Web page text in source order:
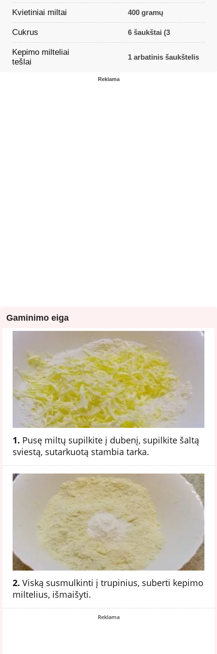
Kvietiniai miltai 400 gramų
Cukrus 6 šaukštai (3
Kepimo milteliai
tešlai
1 arbatinis šaukštelis
Reklama
Gaminimo eiga
1. Pusę miltų supilkite į dubenį, supilkite šaltą
sviestą, sutarkuotą stambia tarka.
2. Viską susmulkinti į trupinius, suberti kepimo
miltelius, išmaišyti.
Reklama